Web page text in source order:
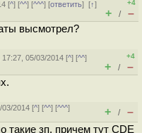
[^] [^^] [^^^] [ответить][↑]
+4
+ / –
высмотрел?
17:27, 05/03/2014 [^] [^^]
+4
+ / –
03/2014 [^] [^^] [^^^]
+ / –
зп. причем тут CDE